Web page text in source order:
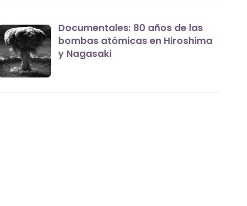
Documentales: 80 años de las
bombas atómicas en Hiroshima
y Nagasaki